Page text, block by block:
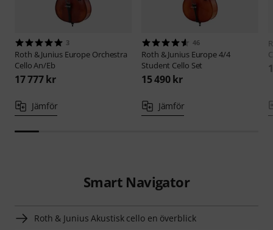
3
Roth & Junius Europe Orchestra
Cello An/Eb
17 777 kr
Jämför
46
Roth & Junius Europe 4/4
Student Cello Set
15 490 kr
Jämför
Smart Navigator
Roth & Junius Akustisk cello en överblick